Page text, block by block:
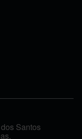
Santos